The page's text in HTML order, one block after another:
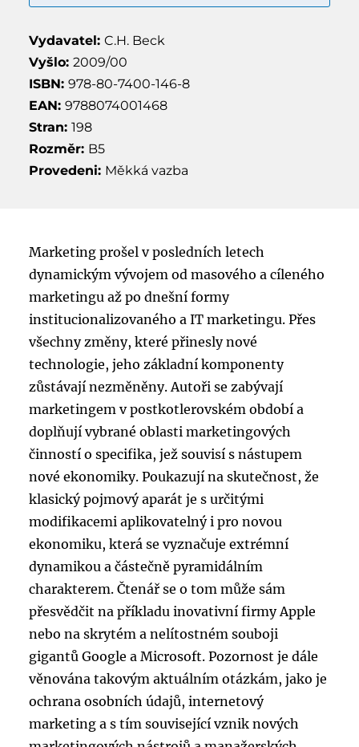
Vydavatel: C.H. Beck
Vyšlo: 2009/00
ISBN: 978-80-7400-146-8
EAN: 9788074001468
Stran: 198
Rozměr: B5
Provedeni: Měkká vazba
Marketing prošel v posledních letech
dynamickým vývojem od masového a cíleného
marketingu až po dnešní formy
institucionalizovaného a IT marketingu. Přes
všechny změny, které přinesly nové
technologie, jeho základní komponenty
zůstávají nezměněny. Autoři se zabývají
marketingem v postkotlerovském období a
doplňují vybrané oblasti marketingových
činností o specifika, jež souvisí s nástupem
nové ekonomiky. Poukazují na skutečnost, že
klasický pojmový aparát je s určitými
modifikacemi aplikovatelný i pro novou
ekonomiku, která se vyznačuje extrémní
dynamikou a částečně pyramidálním
charakterem. Čtenář se o tom může sám
přesvědčit na příkladu inovativní firmy Apple
nebo na skrytém a nelítostném souboji
gigantů Google a Microsoft. Pozornost je dále
věnována takovým aktuálním otázkám, jako je
ochrana osobních údajů, internetový
marketing a s tím související vznik nových